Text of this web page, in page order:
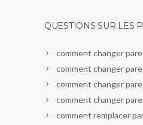
QUESTIONS SUR LES
comment changer
comment changer
comment changer
comment changer
comment remplacer